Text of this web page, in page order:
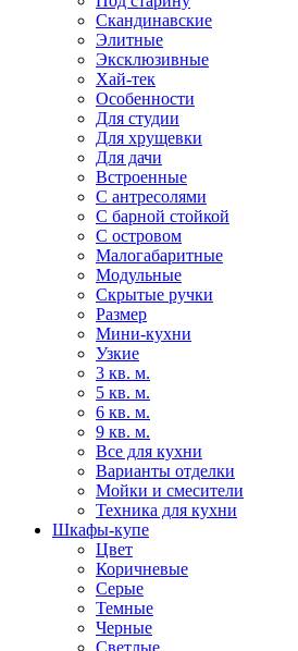
Скандинавские
Элитные
Эксклюзивные
Хай-тек
Особенности
Для студии
Для хрущевки
Для дачи
Встроенные
С антресолями
С барной стойкой
С островом
Малогабаритные
Модульные
Скрытые ручки
Размер
Мини-кухни
Узкие
3 кв. м.
5 кв. м.
6 кв. м.
9 кв. м.
Все для кухни
Варианты отделки
Мойки и смесители
Техника для кухни
Шкафы-купе
Цвет
Коричневые
Серые
Темные
Черные
Светлые